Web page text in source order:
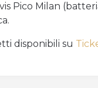
Pico Milan
disponibili su